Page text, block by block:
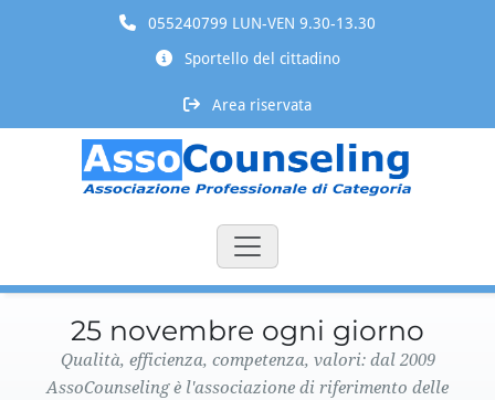
055240799 LUN-VEN 9.30-13.30
Sportello del cittadino
Area riservata
25 novembre ogni giorno
Qualità, efficienza, competenza, valori: dal 2009
AssoCounseling è l'associazione di riferimento delle